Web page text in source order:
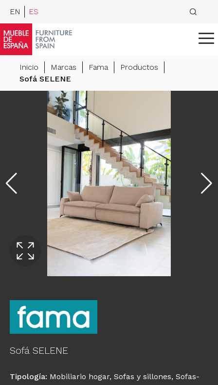
EN ES
Inicio Marcas Fama
Productos
Sofá SELENE
Sofá SELENE
Tipología: Mobiliario hogar, Sofas y sillones, Sofas-